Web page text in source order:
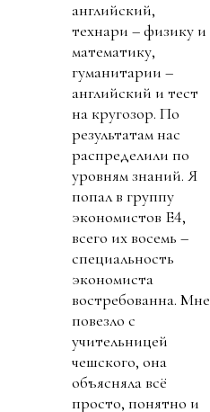
английский,
технари – физику и
математику,
гуманитарии –
английский и тест
на кругозор. По
результатам нас
распределили по
уровням знаний. Я
попал в группу
экономистов Е4,
всего их восемь –
специальность
экономиста
востребованна. Мне
повезло с
учительницей
чешского, она
объясняла всё
просто, понятно и